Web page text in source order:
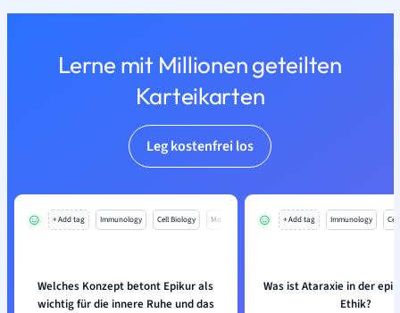
Lerne mit Millionen geteilten
Karteikarten
Leg kostenfrei los
+ Add tag Immunology Cell Biology Mo
Welches Konzept betont Epikur als
wichtig für die innere Ruhe und das
+ Add tag Immunology
Was ist Ataraxie in der
Ethik?